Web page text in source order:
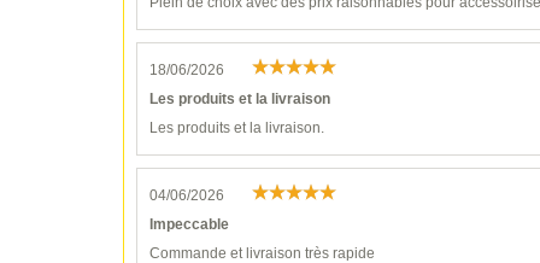
18/06/2026
Les produits et la livraison
Les produits et la livraison.
04/06/2026
Impeccable
Commande et livraison très rapide